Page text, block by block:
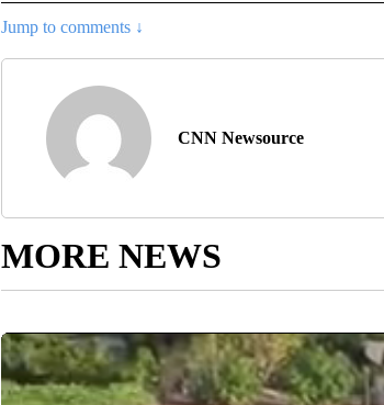
Jump to comments ↓
CNN Newsource
MORE NEWS